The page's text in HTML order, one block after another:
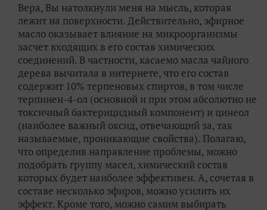
Вера, Вы натолкнули меня на мысль, которая
лежит на поверхности. Действительно, эфирное
масло оказывает влияние на микроорганизмы
засчет входящих в его состав химических
соединений. В частности, касаемо масла чайного
дерева вычитала в интернете, что его состав
содержит 10% терпеновых спиртов, в том числе
терпинен-4-ол (основной и при этом абсолютно не
токсичный бактерицидный компонент) и цинеол
(наиболее важный оксид, отвечающий за, так
называемые, проникающие свойства). Полагаю,
что определив направление проблемы, можно
подобрать группу масел, химический состав
которых будет наиболее эффективен. А, сочетая в
составе несколько эфиров, можно усилить их
эффект. Кроме того, можно самим выбирать